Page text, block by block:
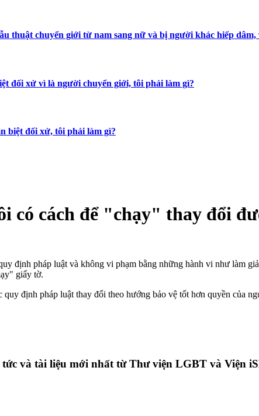
thuật chuyển giới từ nam sang nữ và bị người khác hiếp
đối xử vì là người chuyển giới, tôi phải làm gì?
biệt đối xử, tôi phải làm gì?
có cách để "chạy" thay đổi
định pháp luật và không vi phạm bằng những hành vi như làm
giấy tờ.
định pháp luật thay đổi theo hướng bảo vệ tốt hơn quyền của
và tài liệu mới nhất từ Thư viện LGBT và Viện